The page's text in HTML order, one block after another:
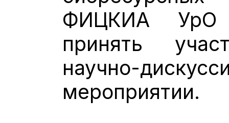
ФИЦКИА УрО
принять
научно-
мероприятии.